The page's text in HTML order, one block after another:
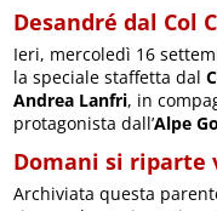
Desandré dal Col
Ieri, mercoledì 16
la speciale staffetta dal
Andrea Lanfri, in
protagonista dall’Alpe
Domani si riparte
Archiviata questa